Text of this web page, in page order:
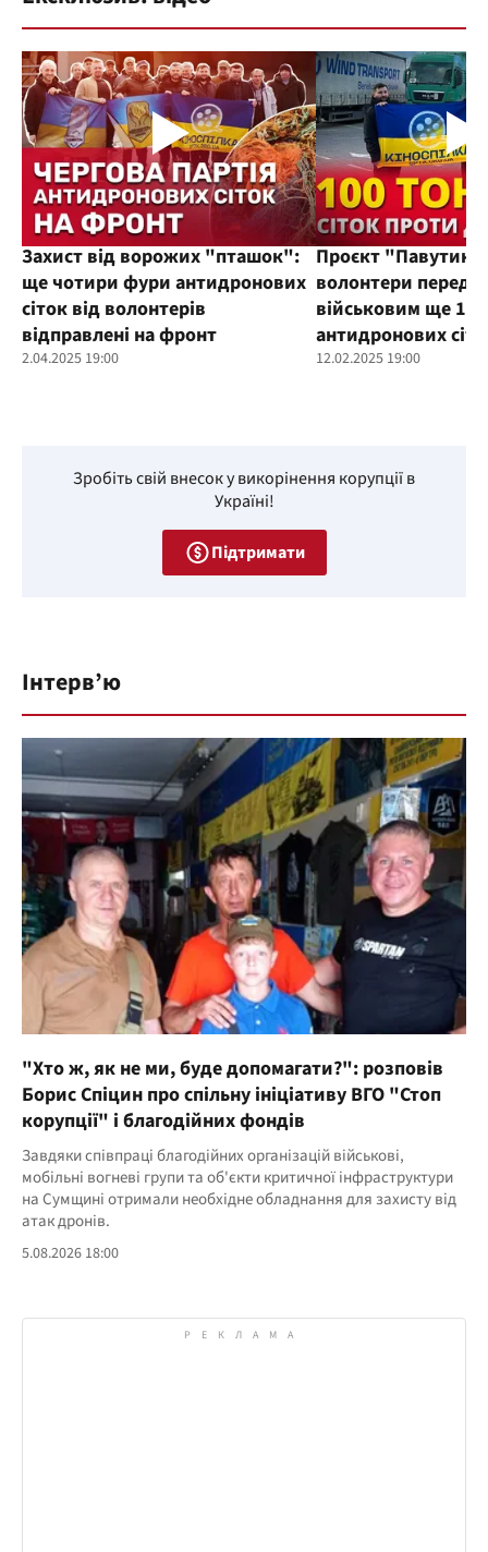
Захист від ворожих "пташок":
ще чотири фури антидронових
сіток від волонтерів
відправлені на фронт
2.04.2025 19:00
Проєкт
волонтери
військовим ще
антидронових
12.02.2025 19:00
Зробіть свій внесок у викорінення корупції в
Україні!
Підтримати
Інтерв’ю
"Хто ж, як не ми, буде допомагати?": розповів
Борис Спіцин про спільну ініціативу ВГО "Стоп
корупції" і благодійних фондів
Завдяки співпраці благодійних організацій військові,
мобільні вогневі групи та об'єкти критичної інфраструктури
на Сумщині отримали необхідне обладнання для захисту від
атак дронів.
5.08.2026 18:00